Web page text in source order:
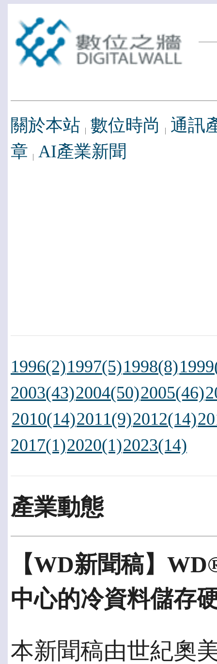
關於本站 數位時尚
通訊
章 AI產業新聞
1996(2)1997(5)1998(8)
2003(43)2004(50)2005(46)
2010(14)2011(9)2012(14)
2017(1)2020(1)2023(14)
產業動態
【WD新聞稿】
中心的冷資料儲存
本新聞稿由世紀奧